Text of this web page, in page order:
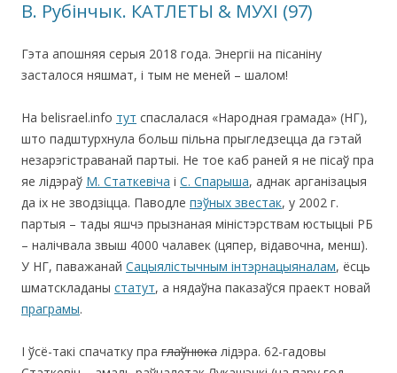
В. Рубінчык. КАТЛЕТЫ & МУХІ (97)
Гэта апошняя серыя 2018 года. Энергіі на пісаніну
засталося няшмат, і тым не меней – шалом!
На belisrael.info тут спаслалася «Народная грамада» (НГ),
што падштурхнула больш пільна прыгледзецца да гэтай
незарэгістраванай партыі. Не тое каб раней я не пісаў пра
яе лідэраў М. Статкевіча і С. Спарыша, аднак арганізацыя
да іх не зводзіцца. Паводле пэўных звестак, у 2002 г.
партыя – тады яшчэ прызнаная міністэрствам юстыцыі РБ
– налічвала звыш 4000 чалавек (цяпер, відавочна, менш).
У НГ, паважанай Сацыялістычным інтэрнацыяналам, ёсць
шматскладаны статут, а нядаўна паказаўся праект новай
праграмы.
І ўсё-такі спачатку пра глаўнюка лідэра. 62-гадовы